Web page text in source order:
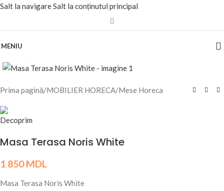
Salt la navigareSalt la conținutul principal
MENIU
Prima pagină/MOBILIER HORECA/Mese Horeca
Masa Terasa Noris White
1 850MDL
Masa Terasa Noris White